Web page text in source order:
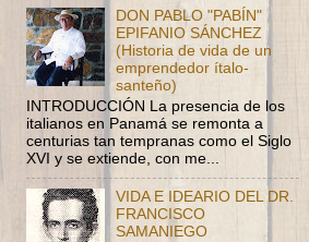
DON PABLO "PABÍN"
EPIFANIO SÁNCHEZ
(Historia de vida de un
emprendedor ítalo-
santeño)
INTRODUCCIÓN La presencia de los
italianos en Panamá se remonta a
centurias tan tempranas como el Siglo
XVI y se extiende, con me...
VIDA E IDEARIO DEL DR.
FRANCISCO
SAMANIEGO